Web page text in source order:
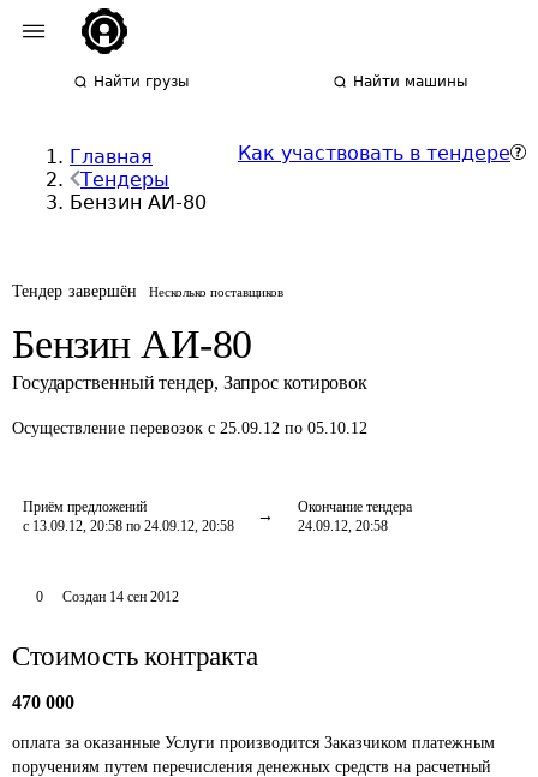
Найти грузы Найти машины
Главная
Тендеры
Бензин АИ-80
Как участвовать в тендере
Тендер завершён Несколько поставщиков
Бензин АИ-80
Государственный тендер, Запрос котировок
Осуществление перевозок с 25.09.12 по 05.10.12
Приём предложений
с 13.09.12, 20:58 по 24.09.12, 20:58
Окончание тендера
24.09.12, 20:58
0 Создан 14 сен 2012
Стоимость контракта
470 000
оплата за оказанные Услуги производится Заказчиком платежным
поручениям путем перечисления денежных средств на расчетный